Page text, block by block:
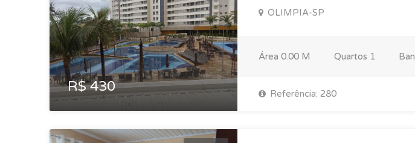
R$ 430
OLIMPIA-SP
Área 0.00 M Quartos 1
Referência: 280